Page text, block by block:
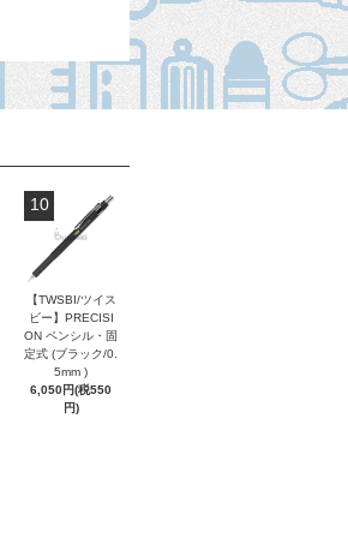
10
【TWSBI/ツイス
ビー】PRECISI
ON ペンシル・固
定式 (ブラック/0.
5mm )
6,050円(税550
円)